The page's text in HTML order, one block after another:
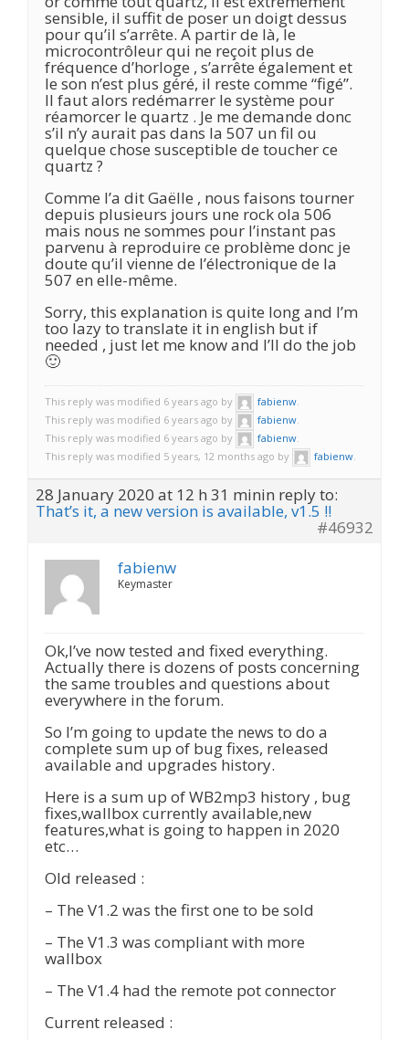
sensible, il suffit de poser un doigt dessus
pour qu’il s’arrête. A partir de là, le
microcontrôleur qui ne reçoit plus de
fréquence d’horloge , s’arrête également et
le son n’est plus géré, il reste comme “figé”.
Il faut alors redémarrer le système pour
réamorcer le quartz . Je me demande donc
s’il n’y aurait pas dans la 507 un fil ou
quelque chose susceptible de toucher ce
quartz ?
Comme l’a dit Gaëlle , nous faisons tourner
depuis plusieurs jours une rock ola 506
mais nous ne sommes pour l’instant pas
parvenu à reproduire ce problème donc je
doute qu’il vienne de l’électronique de la
507 en elle-même.
Sorry, this explanation is quite long and I’m
too lazy to translate it in english but if
needed , just let me know and I’ll do the job
🙂
This reply was modified 6 years ago by fabienw
This reply was modified 6 years ago by
fabienw
This reply was modified 6 years ago by
fabienw
This reply was modified 5 years, 12 months ago by
fabienw
28 January 2020 at 12 h 31 minin reply to:
That’s it, a new version is available, v1.5 !!
#46932
fabienw
Keymaster
Ok,I’ve now tested and fixed everything.
Actually there is dozens of posts concerning
the same troubles and questions about
everywhere in the forum.
So I’m going to update the news to do a
complete sum up of bug fixes, released
available and upgrades history.
Here is a sum up of WB2mp3 history , bug
fixes,wallbox currently available,new
features,what is going to happen in 2020
etc…
Old released :
– The V1.2 was the first one to be sold
– The V1.3 was compliant with more
wallbox
– The V1.4 had the remote pot connector
Current released :